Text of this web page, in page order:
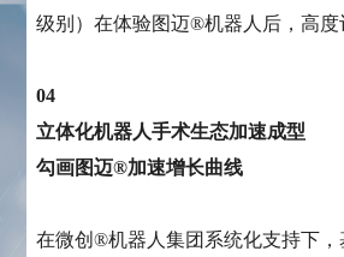
级别）在体验图迈®机器人后，高度
04
立体化机器人手术生态加速成型
勾画图迈®加速增长曲线
在微创®机器人集团系统化支持下